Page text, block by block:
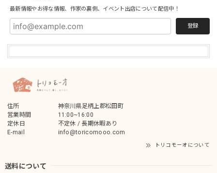
最新情報やお得な情報、作家の裏側、イベント出店について配信中！
登録
住所
神奈川県足柄上郡松田町
営業時間
11:00~16:00
定休日
不定休 / 長期休暇あり
E-mail
info@toricomooo.com
トリコモーオについて
送料について